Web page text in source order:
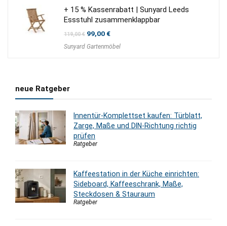
+ 15 % Kassenrabatt | Sunyard Leeds
Essstuhl zusammenklappbar
119,00€ Ursprünglicher
war:
99,00€Aktueller
ist:
Sunyard Gartenmöbel
neue Ratgeber
Innentür-Komplettset kaufen: Türblatt,
Zarge, Maße und DIN-Richtung richtig
prüfen
Ratgeber
Kaffeestation in der Küche einrichten:
Sideboard, Kaffeeschrank, Maße,
Steckdosen & Stauraum
Ratgeber